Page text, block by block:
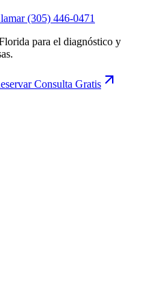
(305) 446-0471
para el diagnóstico y
Consulta Gratis